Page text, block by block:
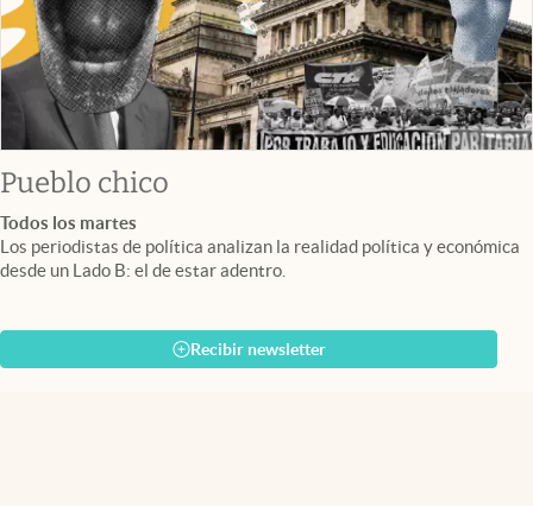
Pueblo chico
Todos los martes
Los periodistas de política analizan la realidad política y económica
desde un Lado B: el de estar adentro.
Recibir newsletter